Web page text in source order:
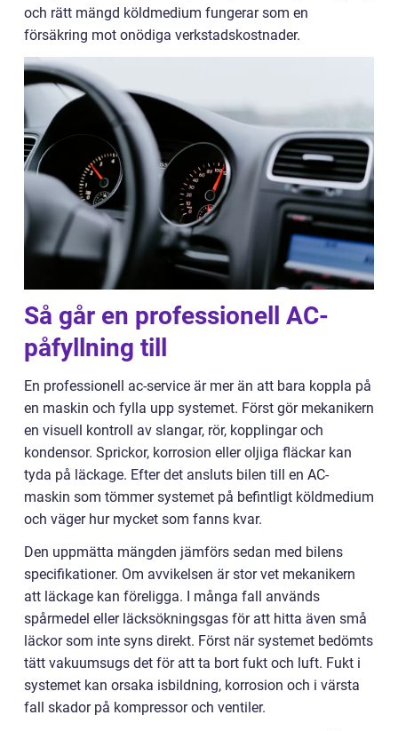
och rätt mängd köldmedium fungerar som en
försäkring mot onödiga verkstadskostnader.
Så går en professionell AC-
påfyllning till
En professionell ac-service är mer än att bara koppla på
en maskin och fylla upp systemet. Först gör mekanikern
en visuell kontroll av slangar, rör, kopplingar och
kondensor. Sprickor, korrosion eller oljiga fläckar kan
tyda på läckage. Efter det ansluts bilen till en AC-
maskin som tömmer systemet på befintligt köldmedium
och väger hur mycket som fanns kvar.
Den uppmätta mängden jämförs sedan med bilens
specifikationer. Om avvikelsen är stor vet mekanikern
att läckage kan föreligga. I många fall används
spårmedel eller läcksökningsgas för att hitta även små
läckor som inte syns direkt. Först när systemet bedömts
tätt vakuumsugs det för att ta bort fukt och luft. Fukt i
systemet kan orsaka isbildning, korrosion och i värsta
fall skador på kompressor och ventiler.